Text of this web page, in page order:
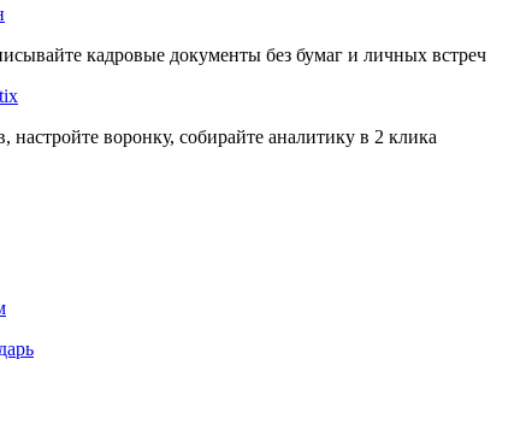
кадровые документы без бумаг и личных встреч
настройте воронку, собирайте аналитику в 2 клика